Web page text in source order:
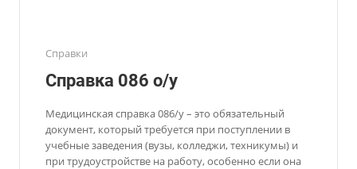
Справки
Справка 086 о/у
Медицинская справка 086/у – это обязательный
документ, который требуется при поступлении в
учебные заведения (вузы, колледжи, техникумы) и
при трудоустройстве на работу, особенно если она